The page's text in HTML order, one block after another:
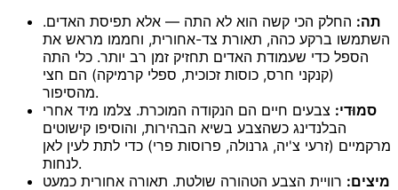
תה: החלק הכי קשה הוא לא התה — אלא תפיסת האדים.
השתמשו ברקע כהה, תאורת צד-אחורית, וחממו מראש את
הספל כדי שעמודת האדים תחזיק זמן רב יותר. כלי התה
(קנקני חרס, כוסות זכוכית, ספלי קרמיקה) הם חצי
מהסיפור.
סמוּדי: צבעים חיים הם הנקודה המוכרת. צלמו מיד אחרי
הבלנדינג כשהצבע בשיא הבהירות, והוסיפו קישוטים
מרקמיים (זרעי צ'יה, גרנולה, פרוסות פרי) כדי לתת לעין לאן
לנחות.
מיצים: רוויית הצבע הטהורה שולטת. תאורה אחורית כמעט